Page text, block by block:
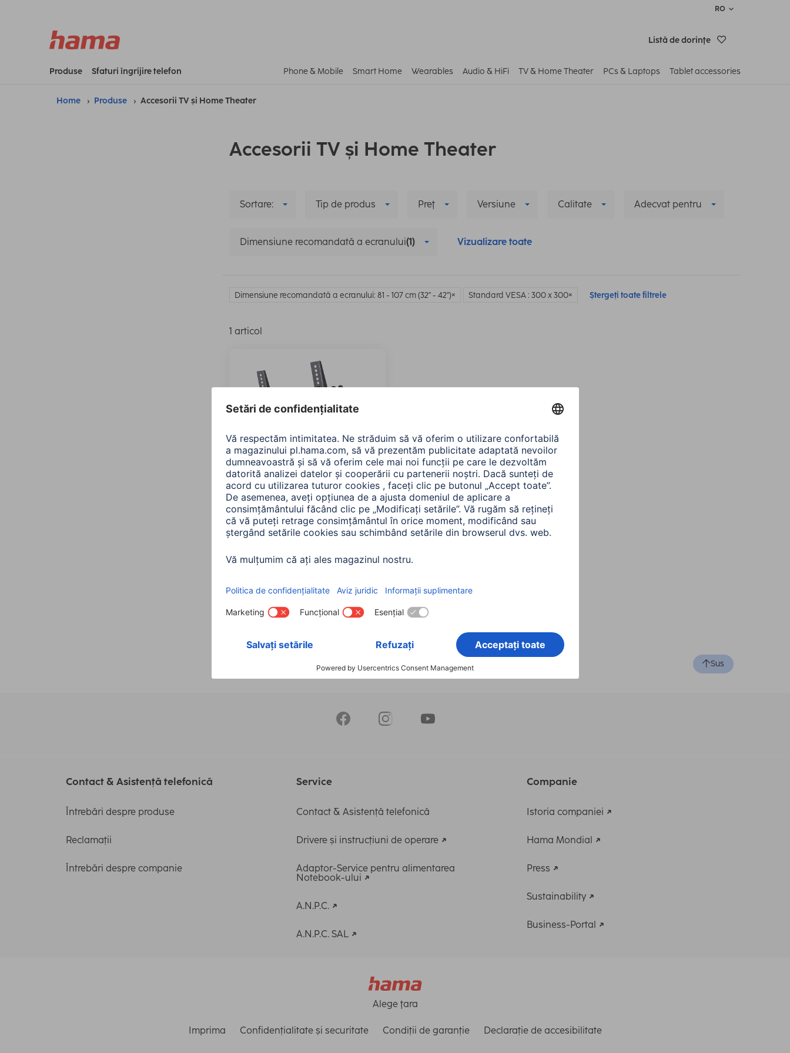
RO
Listă de dorinţe
Produse Sfaturi îngrijire telefon Phone & Mobile Smart Home Wearables Audio & HiFi TV & Home Theater PCs & Laptops Tablet accessories
Home Produse Accesorii TV și Home Theater
Accesorii TV și Home Theater
Sortare: Tip de produs Preţ Versiune Calitate Adecvat pentru
Dimensiune recomandată a ecranului(1) Vizualizare toate
Dimensiune recomandată a ecranului: 81 - 107 cm (32" - 42") Standard VESA : 300 x 300 Ștergeți toate filtrele
1 articol
Hama Suport TV TILT de
perete, 3 stele, 107 cm (42 "),
00084426
285,90 RON
Sus
Contact & Asistență telefonică
Întrebări despre produse
Reclamații
Întrebări despre companie
Service
Contact & Asistență telefonică
Drivere și instrucțiuni de operare
Adaptor-Service pentru alimentarea
Notebook-ului
A.N.P.C.
A.N.P.C. SAL
Companie
Istoria companiei
Hama Mondial
Press
Sustainability
Business-Portal
Alege ţara
Imprima Confidențialitate și securitate Condiții de garanție Declarație de accesibilitate